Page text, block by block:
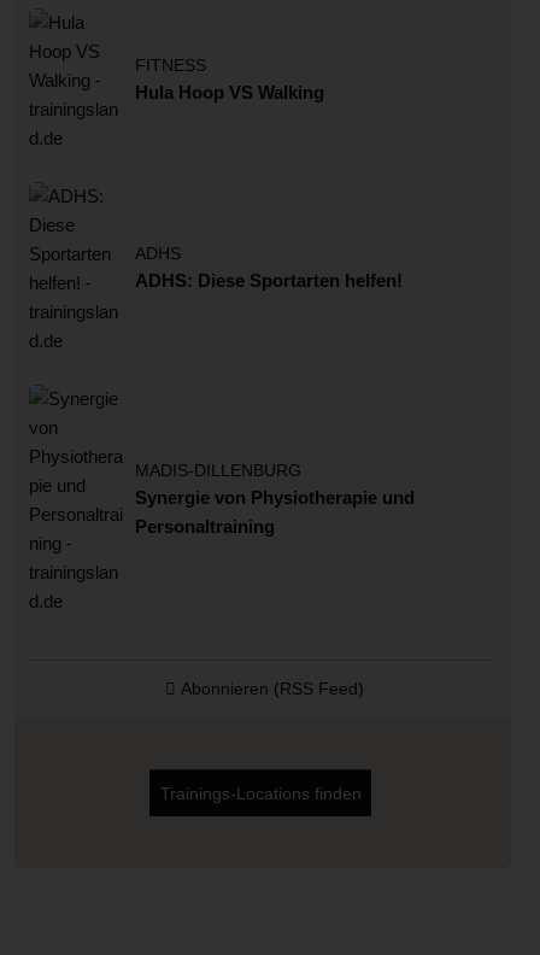
FITNESS
Hula Hoop VS Walking
ADHS
ADHS: Diese Sportarten helfen!
MADIS-DILLENBURG
Synergie von Physiotherapie und
Personaltraining
Abonnieren (RSS Feed)
Trainings-Locations finden